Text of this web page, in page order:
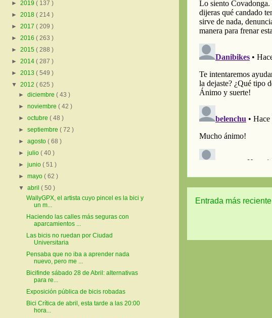
Entrada más reciente
► 2019 ( 137 )
► 2018 ( 214 )
► 2017 ( 209 )
► 2016 ( 263 )
► 2015 ( 288 )
► 2014 ( 287 )
► 2013 ( 549 )
▼ 2012 ( 625 )
►diciembre( 43 )
►noviembre( 42 )
►octubre( 48 )
►septiembre( 72 )
►agosto( 68 )
►julio( 40 )
►junio( 51 )
►mayo( 62 )
▼abril( 50 )
WallyGPX, el artista cuyo pincel es la bici y
un m...
Haciendo las calles más seguras con
aparcamientos ...
Las bicis no ruedan por Ciudad
Universitaria
Pensaba que no iba a aprender nada
nuevo, pero me ...
Bicifinde sábado 28 de Abril: alternativas
para re...
Exposición pública de bicis robadas
Bici Crítica de abril, esta tarde a las 20:00
hora...